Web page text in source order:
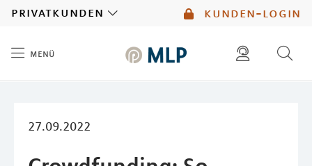
kunden-login
privatkunden
menü
27.09.2022